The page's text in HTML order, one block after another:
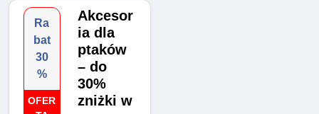
Ra
bat
30
%
OFER
Akcesor
ia dla
ptaków
– do
30%
zniżki w